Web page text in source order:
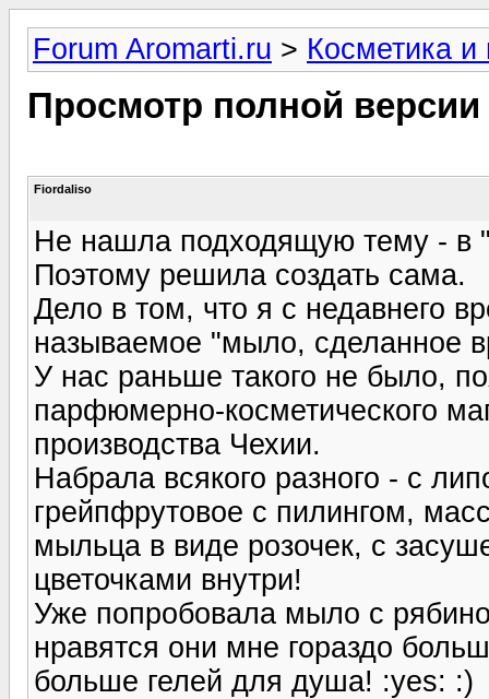
Forum Aromarti.ru > Косметика
Просмотр полной
Fiordaliso
Не нашла подходящую тему - в
Поэтому решила создать сама.
Дело в том, что я с недавнего
называемое "мыло, сделанное
У нас раньше такого не было,
парфюмерно-косметического
производства Чехии.
Набрала всякого разного - с
грейпфрутовое с пилингом,
мыльца в виде розочек, с
цветочками внутри!
Уже попробовала мыло с
нравятся они мне гораздо
больше гелей для душа! :yes: :)